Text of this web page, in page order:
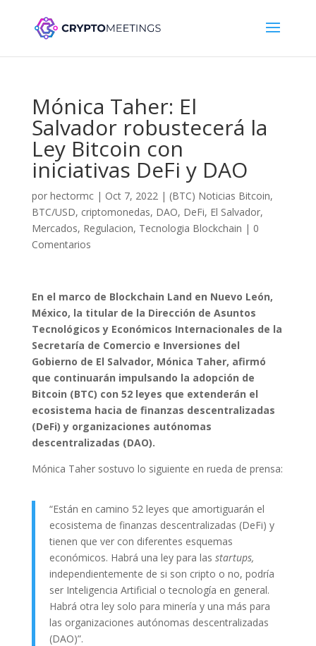
Mónica Taher: El
Salvador robustecerá la
Ley Bitcoin con
iniciativas DeFi y DAO
por hectormc| Oct 7, 2022| (BTC) Noticias Bitcoin,
BTC/USD, criptomonedas, DAO, DeFi, El Salvador,
Mercados, Regulacion, Tecnologia Blockchain | 0
Comentarios
En el marco de Blockchain Land en Nuevo León,
México, la titular de la Dirección de Asuntos
Tecnológicos y Económicos Internacionales de la
Secretaría de Comercio e Inversiones del
Gobierno de El Salvador, Mónica Taher, afirmó
que continuarán impulsando la adopción de
Bitcoin (BTC) con 52 leyes que extenderán el
ecosistema hacia de finanzas descentralizadas
(DeFi) y organizaciones autónomas
descentralizadas (DAO).
Mónica Taher sostuvo lo siguiente en rueda de prensa:
“Están en camino 52 leyes que amortiguarán el
ecosistema de finanzas descentralizadas (DeFi) y
tienen que ver con diferentes esquemas
económicos. Habrá una ley para las startups,
independientemente de si son cripto o no, podría
ser Inteligencia Artificial o tecnología en general.
Habrá otra ley solo para minería y una más para
las organizaciones autónomas descentralizadas
(DAO)”.